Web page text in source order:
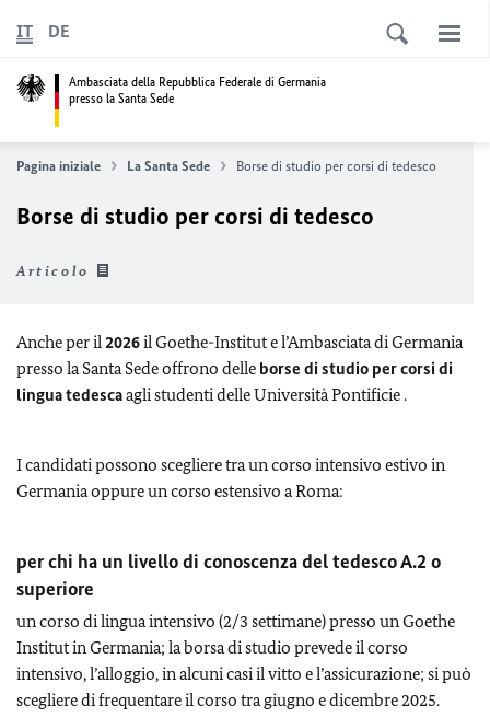
Ambasciata della Repubblica Federale di Germania
presso la Santa Sede
IT DE
Pagina iniziale La Santa Sede Borse di studio per corsi di tedesco
Borse di studio per corsi di tedesco
Articolo
Anche per il2026il Goethe-Institut e l’Ambasciata di Germania
presso la Santa Sede offrono delle borse di studio per corsi di
lingua tedescaagli studenti delle Università Pontificie .
I candidati possono scegliere tra un corso intensivo estivo in
Germania oppure un corso estensivo a Roma:
per chi ha un livello di conoscenza del tedesco A.2 o
superiore
un corso di lingua intensivo (2/3 settimane) presso un Goethe
Institut in Germania; la borsa di studio prevede il corso
intensivo, l’alloggio, in alcuni casi il vitto e l’assicurazione; si può
scegliere di frequentare il corso tra giugno e dicembre 2025.